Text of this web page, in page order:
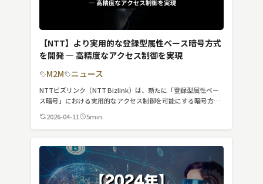
【NTT】より実用的な登録型属性ベース暗号方式
を開発 ― 高精度なアクセス制御を実現
M2M
ニュース
NTTビズリンク（NTT Bizlink）は、新たに「登録型属性ベー
ス暗号」における実用的なアクセス制御を可能にする暗号方式
報の安全性が飛躍的に向上すると期待されています。
2026-04-11 5min